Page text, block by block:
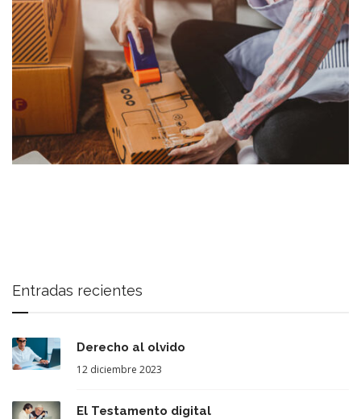
Entradas recientes
Derecho al olvido
12 diciembre 2023
El Testamento digital